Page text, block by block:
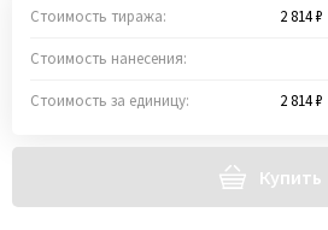
Стоимость тиража: 2 814 ₽
Стоимость нанесения:
Стоимость за единицу: 2 814 ₽
Купить